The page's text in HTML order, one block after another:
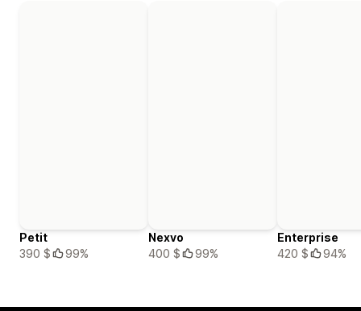
Petit
390 $
99%
Nexvo
400 $
99%
Enterprise
420 $
94%